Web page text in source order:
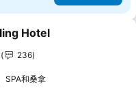
的最愛
Hotel
236
SPA和桑拿